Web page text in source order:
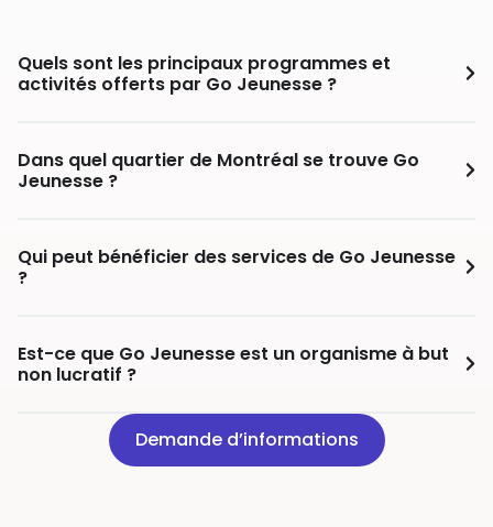
Quels sont les principaux programmes et
activités offerts par Go Jeunesse ?
Dans quel quartier de Montréal se trouve Go
Jeunesse ?
Qui peut bénéficier des services de Go Jeunesse
?
Est-ce que Go Jeunesse est un organisme à but
non lucratif ?
Demande d’informations